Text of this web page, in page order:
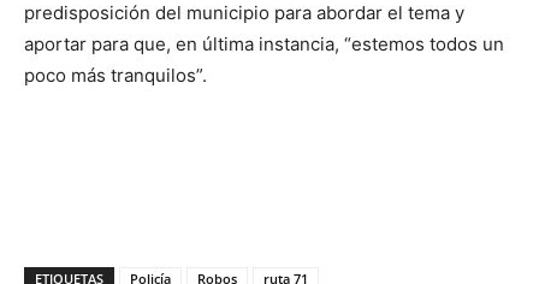
predisposición del municipio para abordar el tema y
aportar para que, en última instancia, “estemos todos un
poco más tranquilos”.
ETIQUETAS Policía Robos ruta 71